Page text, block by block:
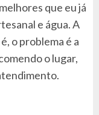
que eu já
e água. A
o problema é a
o lugar,